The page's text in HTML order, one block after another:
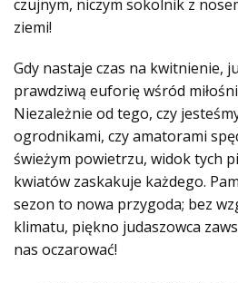
czujnym, niczym sokolnik z
ziemi!
Gdy nastaje czas na kwitnienie,
prawdziwą euforię wśród
Niezależnie od tego, czy
ogrodnikami, czy amatorami
świeżym powietrzu, widok tych
kwiatów zaskakuje każdego.
sezon to nowa przygoda; bez
klimatu, piękno judaszowca
nas oczarować!